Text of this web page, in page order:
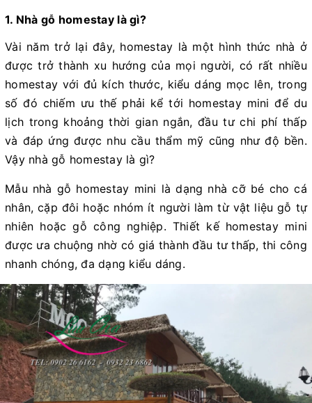
1. Nhà gỗ homestay là gì?
Vài năm trở lại đây, homestay là một hình thức nhà ở
được trở thành xu hướng của mọi người, có rất nhiều
homestay với đủ kích thước, kiểu dáng mọc lên, trong
số đó chiếm ưu thế phải kể tới homestay mini để du
lịch trong khoảng thời gian ngắn, đầu tư chi phí thấp
và đáp ứng được nhu cầu thẩm mỹ cũng như độ bền.
Vậy nhà gỗ homestay là gì?
Mẫu nhà gỗ homestay mini là dạng nhà cỡ bé cho cá
nhân, cặp đôi hoặc nhóm ít người làm từ vật liệu gỗ tự
nhiên hoặc gỗ công nghiệp. Thiết kế homestay mini
được ưa chuộng nhờ có giá thành đầu tư thấp, thi công
nhanh chóng, đa dạng kiểu dáng.